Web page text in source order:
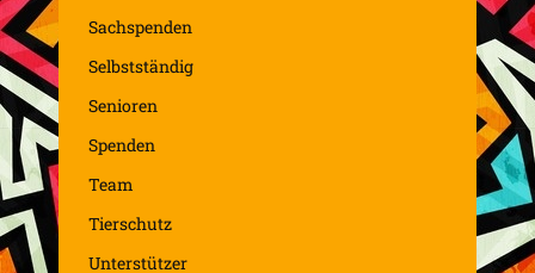
Sachspenden
Selbstständig
Senioren
Spenden
Team
Tierschutz
Unterstützer